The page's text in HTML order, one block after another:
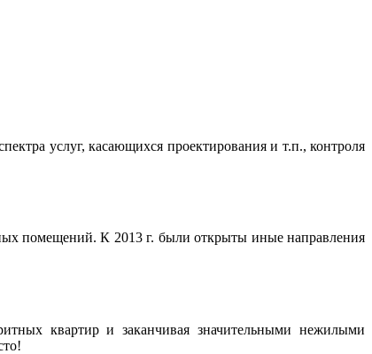
услуг, касающихся проектирования и т.п., контроля
помещений. К 2013 г. были открыты иные направления
квартир и заканчивая значительными нежилыми